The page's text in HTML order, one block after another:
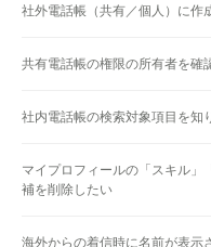
社外電話帳（共有／個人）に作
共有電話帳の権限の所有者を確
社内電話帳の検索対象項目を知
マイプロフィールの「スキル」
補を削除したい
海外からの着信時に名前が表示